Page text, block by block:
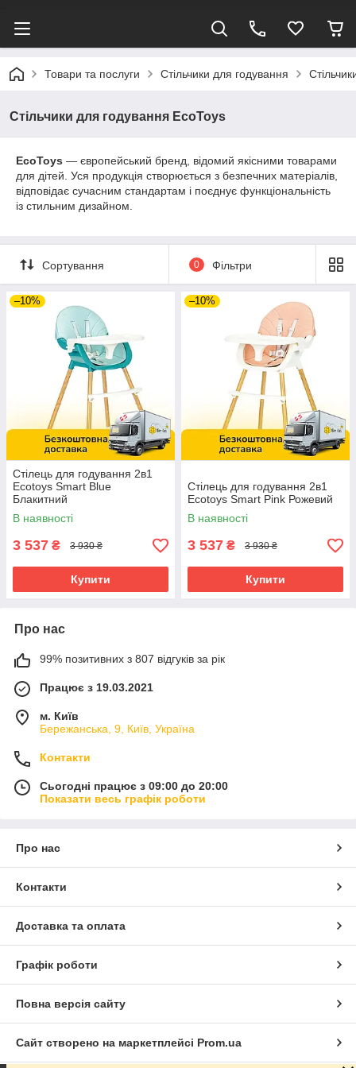
Товари та послуги Стільчики для годування
Стільчики для годування EcoToys
EcoToys — європейський бренд, відомий якісними товарами
для дітей. Уся продукція створюється з безпечних матеріалів,
відповідає сучасним стандартам і поєднує функціональність
із стильним дизайном.
Сортування 0 Фільтри
–10%
Стілець для годування 2в1
Ecotoys Smart Blue
Блакитний
В наявності
3 537 ₴ 3 930 ₴
Купити
–10%
Стілець для годування 2в1
Ecotoys Smart Pink Рожевий
В наявності
3 537 ₴ 3 930 ₴
Купити
Про нас
99% позитивних з 807 відгуків за рік
Працює з 19.03.2021
м. Київ
Бережанська, 9, Київ, Україна
Контакти
Сьогодні працює з 09:00 до 20:00
Показати весь графік роботи
Про нас
Контакти
Доставка та оплата
Графік роботи
Повна версія сайту
Сайт створено на маркетплейсі Prom.ua